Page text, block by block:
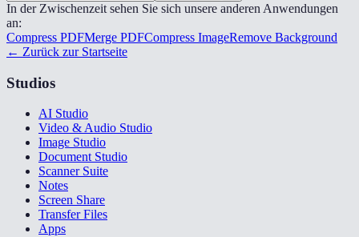
In der Zwischenzeit sehen Sie sich unsere anderen Anwendungen
an:
Compress PDFMerge PDFCompress ImageRemove Background
← Zurück zur Startseite
Studios
AI Studio
Video & Audio Studio
Image Studio
Document Studio
Scanner Suite
Notes
Screen Share
Transfer Files
Apps